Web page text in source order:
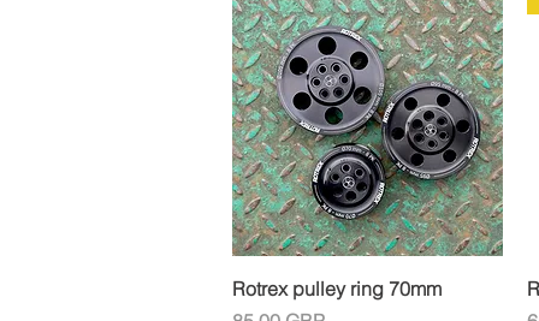
Brzi pregled
Rotrex pulley ring 70mm